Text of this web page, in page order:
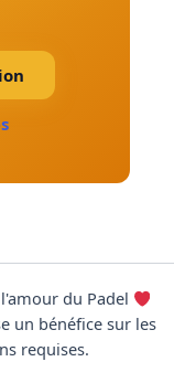
du Padel
un bénéfice sur les
requises.